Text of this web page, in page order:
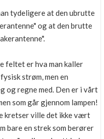
tydeligere at den ubrutte
og at den brutte
feltet er hva man kaller
strøm, men en
og regne med. Den er i vårt
som går gjennom lampen!
kretser ville det ikke vært
bare en strek som berører